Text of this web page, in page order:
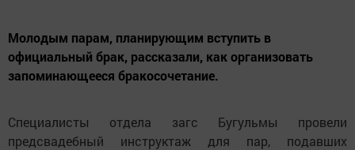
Молодым парам, планирующим вступить в
официальный брак, рассказали, как организовать
запоминающееся бракосочетание.
Специалисты отдела загс Бугульмы провели
предсвадебный инструктаж для пар, подавших